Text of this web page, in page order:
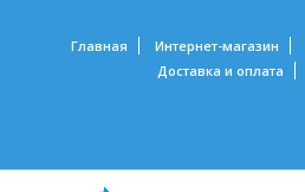
Главная Интернет-магазин
Доставка и оплата